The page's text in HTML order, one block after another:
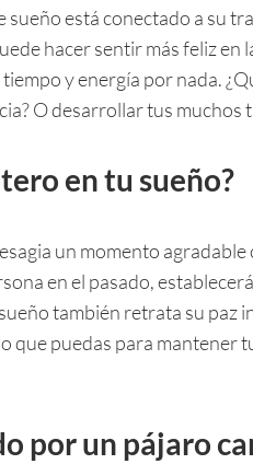
está conectado a su
hacer sentir más feliz en
y energía por nada.
O desarrollar tus muchos
en tu sueño?
un momento agradable
en el pasado,
también retrata su paz
que puedas para mantener
por un pájaro